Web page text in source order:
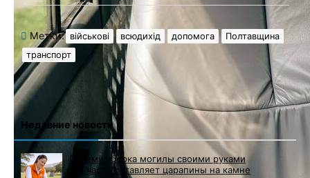
Метки: військові всюдихід допомога
Полтавщина
транспорт
Недавние новости
Почему уборка могилы своими руками
так часто оставляет царапины на камне